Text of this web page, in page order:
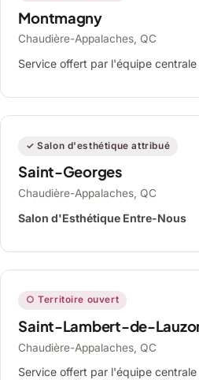
Montmagny
Chaudière-Appalaches, QC
Service offert par l'équipe
✓ Salon d'esthétique attribué
Saint-Georges
Chaudière-Appalaches, QC
Salon d'Esthétique Entre-Nous
○ Territoire ouvert
Saint-Lambert-de-
Chaudière-Appalaches, QC
Service offert par l'équipe